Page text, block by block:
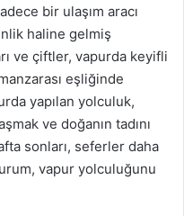
bir ulaşım aracı
haline gelmiş
ve çiftler, vapurda keyifli
eşliğinde
yapılan yolculuk,
ve doğanın tadını
sonları, seferler daha
vapur yolculuğunu